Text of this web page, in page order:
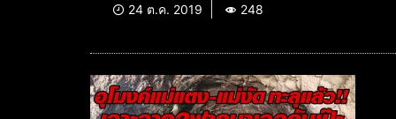
24 ต.ค. 2019 248